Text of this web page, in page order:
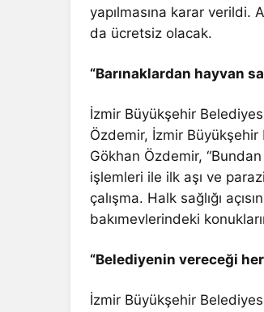
yapılmasına karar verildi.
da ücretsiz olacak.
“Barınaklardan hayvan
İzmir Büyükşehir
Özdemir, İzmir Büyükşehir
Gökhan Özdemir,
işlemleri ile ilk aşı ve
çalışma. Halk sağlığı
bakımevlerindeki
“Belediyenin vereceği
İzmir Büyükşehir